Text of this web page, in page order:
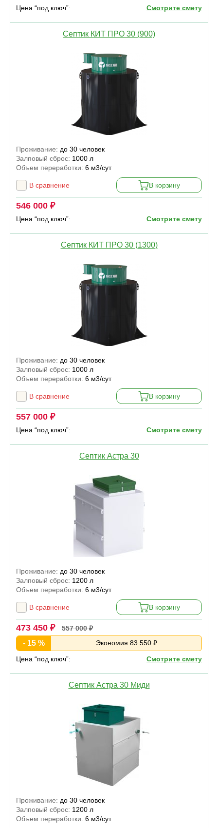
Цена “под ключ”: Смотрите смету
Септик КИТ ПРО 30 (900)
Проживание: до 30 человек
Залповый сброс: 1000 л
Объем переработки: 6 м3/сут
В сравнение В корзину
546 000 ₽
Цена “под ключ”: Смотрите смету
Септик КИТ ПРО 30 (1300)
Проживание: до 30 человек
Залповый сброс: 1000 л
Объем переработки: 6 м3/сут
В сравнение В корзину
557 000 ₽
Цена “под ключ”: Смотрите смету
Септик Астра 30
Проживание: до 30 человек
Залповый сброс: 1200 л
Объем переработки: 6 м3/сут
В сравнение В корзину
473 450 ₽ 557 000 ₽
- 15 % Экономия 83 550 ₽
Цена “под ключ”: Смотрите смету
Септик Астра 30 Миди
Проживание: до 30 человек
Залповый сброс: 1200 л
Объем переработки: 6 м3/сут